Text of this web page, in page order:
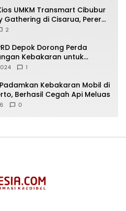
UMKM Transmart Cibubur
Gathering di Cisarua, Pererat
Kekompakan
2
Depok Dorong Perda
Kebakaran untuk
Warga1
Kebakaran Mobil di
Berhasil Cegah Api Meluas
0